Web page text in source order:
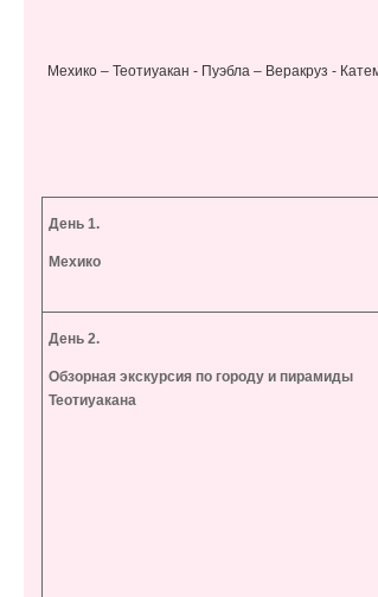
Мехико – Теотиуакан - Пуэбла – Веракруз -
День 1.
Мехико
День 2.
Обзорная экскурсия по городу и пирамиды
Теотиуакана